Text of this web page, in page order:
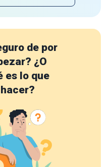
de por
¿O
es lo que